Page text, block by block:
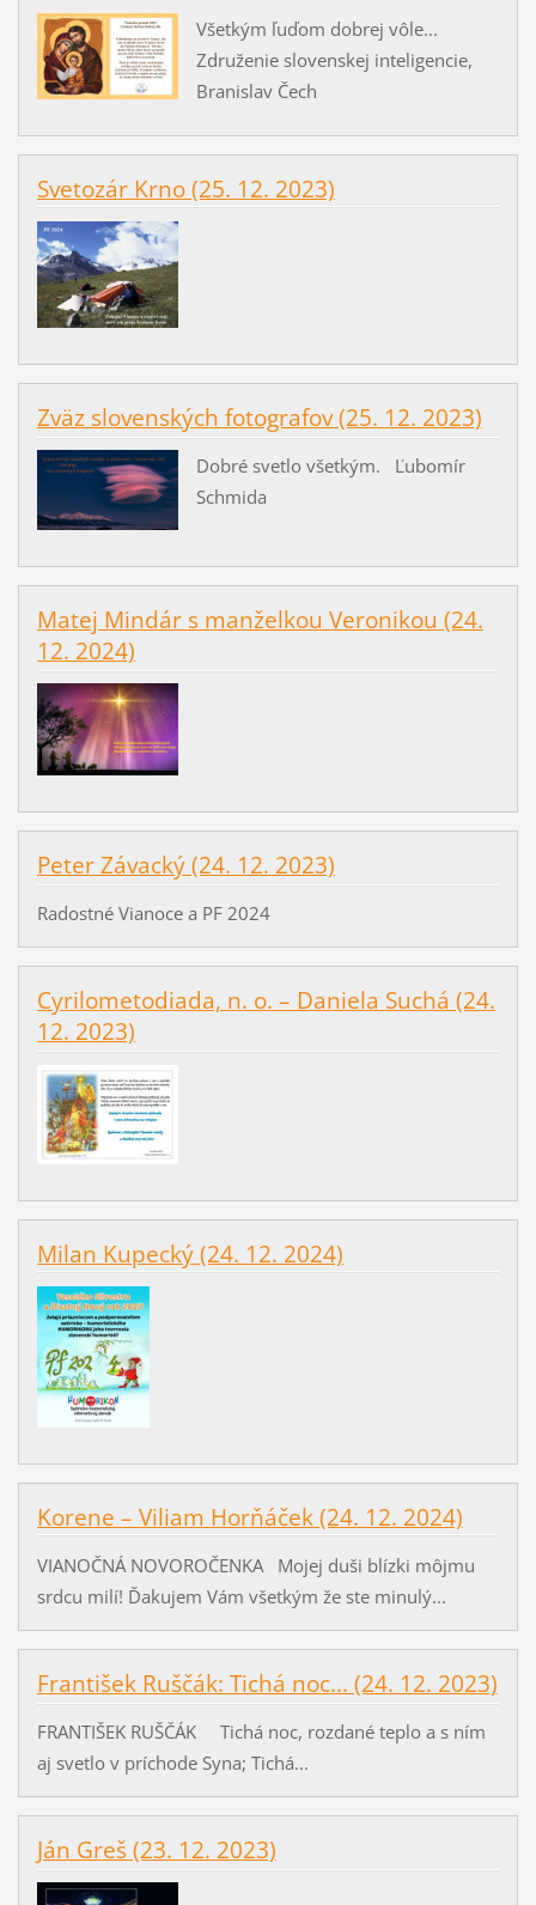
Všetkým ľuďom dobrej vôle...
Združenie slovenskej inteligencie,
Branislav Čech
Svetozár Krno (25. 12. 2023)
Zväz slovenských fotografov (25. 12. 2023)
Dobré svetlo všetkým. Ľubomír
Schmida
Matej Mindár s manželkou Veronikou (24.
12. 2024)
Peter Závacký (24. 12. 2023)
Radostné Vianoce a PF 2024
Cyrilometodiada, n. o. – Daniela Suchá (24.
12. 2023)
Milan Kupecký (24. 12. 2024)
Korene – Viliam Horňáček (24. 12. 2024)
VIANOČNÁ NOVOROČENKA Mojej duši blízki môjmu
srdcu milí! Ďakujem Vám všetkým že ste minulý...
František Ruščák: Tichá noc... (24. 12. 2023)
FRANTIŠEK RUŠČÁK Tichá noc, rozdané teplo a s ním
aj svetlo v príchode Syna; Tichá...
Ján Greš (23. 12. 2023)